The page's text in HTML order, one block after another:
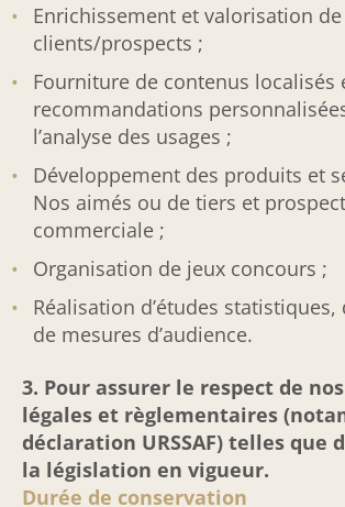
Enrichissement et valorisation
clients/prospects ;
Fourniture de contenus localisés
recommandations
l’analyse des usages ;
Développement des produits et
Nos aimés ou de tiers et
commerciale ;
Organisation de jeux concours ;
Réalisation d’études statistiques,
de mesures d’audience.
3. Pour assurer le respect de
légales et règlementaires
déclaration URSSAF) telles que
la législation en vigueur.
Durée de conservation